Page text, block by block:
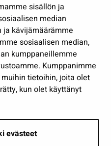
sisällön ja
median
kävijämäärämme
sosiaalisen median,
kumppaneillemme
Kumppanimme
tietoihin, joita olet
kun olet käyttänyt
evästeet